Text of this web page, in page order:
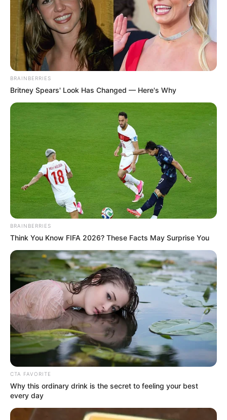
BRAINBERRIES
Britney Spears' Look Has Changed — Here's Why
BRAINBERRIES
Think You Know FIFA 2026? These Facts May Surprise You
CTA FAVORITE
Why this ordinary drink is the secret to feeling your best
every day